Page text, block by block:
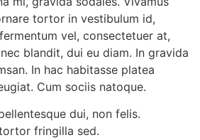
tortor in vestibulum id,
vel, consectetuer at,
blandit, dui eu diam. In gravida
In hac habitasse platea
Cum sociis natoque.
dui, non felis.
fringilla sed.